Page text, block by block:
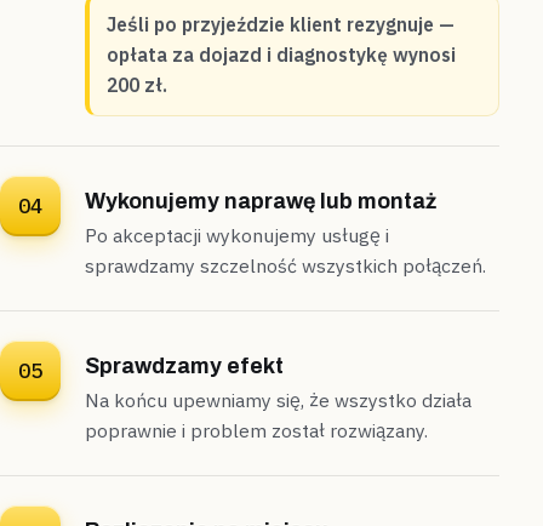
kawałkami po dwóch latach użytkowania.”
Usunęliśmy starą fugę i silikon, a następnie
uszczelniliśmy styk brodzika ze ścianą,kabina była
gotowa do użytku tego samego dnia
Jeśli po przyjeździe klient rezygnuje —
opłata za dojazd i diagnostykę wynosi
200 zł.
04
Wykonujemy naprawę lub montaż
Po akceptacji wykonujemy usługę i
sprawdzamy szczelność wszystkich połączeń.
05
Sprawdzamy efekt
Na końcu upewniamy się, że wszystko działa
poprawnie i problem został rozwiązany.